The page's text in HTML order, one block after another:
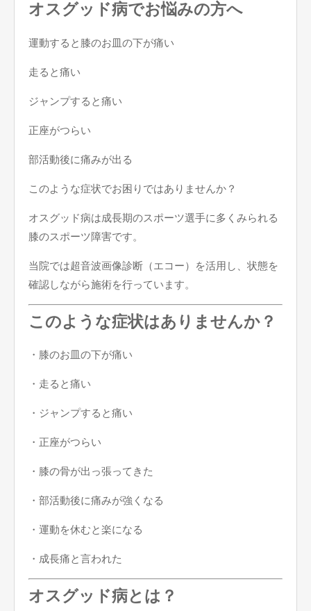
オスグッド病でお悩みの方へ
運動すると膝のお皿の下が痛い
走ると痛い
ジャンプすると痛い
正座がつらい
部活動後に痛みが出る
このような症状でお困りではありませんか？
オスグッド病は成長期のスポーツ選手に多くみられる
膝のスポーツ障害です。
当院では超音波画像診断（エコー）を活用し、状態を
確認しながら施術を行っています。
このような症状はありませんか？
・膝のお皿の下が痛い
・走ると痛い
・ジャンプすると痛い
・正座がつらい
・膝の骨が出っ張ってきた
・部活動後に痛みが強くなる
・運動を休むと楽になる
・成長痛と言われた
オスグッド病とは？